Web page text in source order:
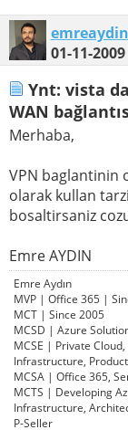
emreaydin
01-11-2009
Ynt: vista da
WAN
Merhaba,
VPN baglantinin
olarak kullan
bosaltirsaniz
Emre AYDIN
Emre Aydın
MVP | Office 365 |
MCT | Since 2005
MCSD | Azure
MCSE | Private
Infrastructure,
MCSA | Office 365,
MCTS | Developing
Infrastructure,
P-Seller